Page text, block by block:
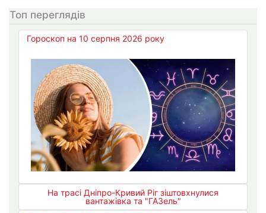
Топ переглядів
Гороскоп на 10 серпня 2026 року
На трасі Дніпро-Кривий Ріг зіштовхнулися
вантажівка та "ГАЗель"